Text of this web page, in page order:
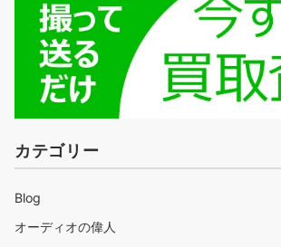
カテゴリー
Blog
オーディオの偉人